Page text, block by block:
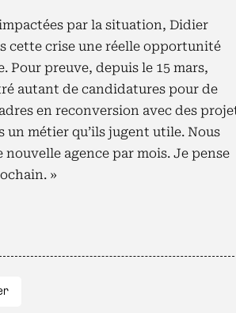
par la situation, Didier
cette crise une réelle opportunité
Pour preuve, depuis le 15 mars,
autant de candidatures pour de
en reconversion avec des
métier qu’ils jugent utile. Nous
agence par mois. Je pense
»